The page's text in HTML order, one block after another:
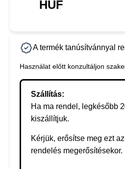
HUF
A termék tanúsítvánnyal
Használat előtt konzultáljon
Szállítás:
Ha ma rendel, legkésőbb
kiszállítjuk.
Kérjük, erősítse meg ezt
rendelés megerősítésekor.